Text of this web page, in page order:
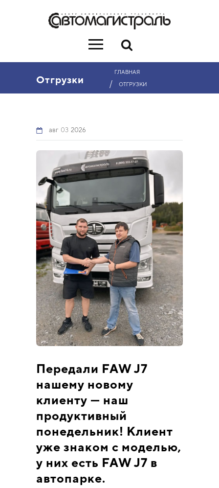
Отгрузки
ГЛАВНАЯ
/ ОТГРУЗКИ
авг 03 2026
Передали FAW J7
нашему новому
клиенту — наш
продуктивный
понедельник! Клиент
уже знаком с моделью,
у них есть FAW J7 в
автопарке.